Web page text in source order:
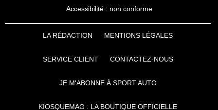
Accessibilité : non conforme
LA RÉDACTION MENTIONS LÉGALES
SERVICE CLIENT CONTACTEZ-NOUS
JE M'ABONNE À SPORT AUTO
KIOSQUEMAG : LA BOUTIQUE OFFICIELLE